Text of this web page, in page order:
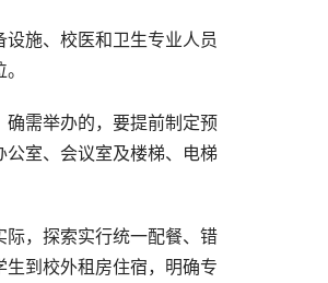
施、校医和卫生专业人员
需举办的，要提前制定预
室、会议室及楼梯、电梯
，探索实行统一配餐、错
到校外租房住宿，明确专